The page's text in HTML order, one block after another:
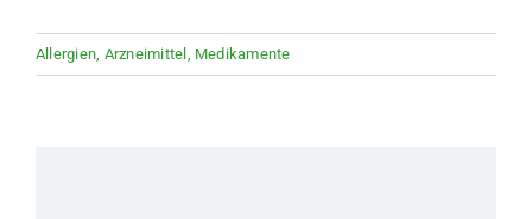
Allergien, Arzneimittel , Medikamente